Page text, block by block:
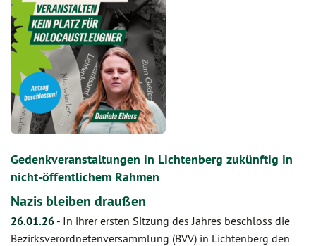
Gedenkveranstaltungen in Lichtenberg zukünftig in
nicht-öffentlichem Rahmen
Nazis bleiben draußen
26.01.26 - In ihrer ersten Sitzung des Jahres beschloss die
Bezirksverordnetenversammlung (BVV) in Lichtenberg den